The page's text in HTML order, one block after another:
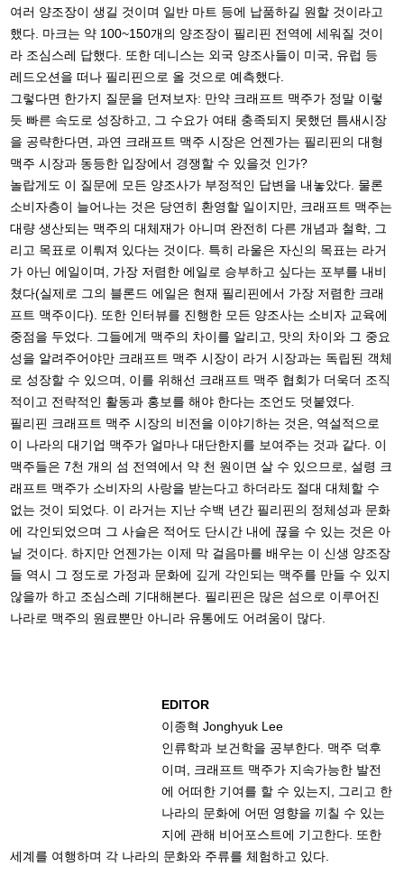
여러 양조장이 생길 것이며 일반 마트 등에 납품하길 원할 것이라고
했다. 마크는 약 100~150개의 양조장이 필리핀 전역에 세워질 것이
라 조심스레 답했다. 또한 데니스는 외국 양조사들이 미국, 유럽 등
레드오션을 떠나 필리핀으로 올 것으로 예측했다.
그렇다면 한가지 질문을 던져보자: 만약 크래프트 맥주가 정말 이렇
듯 빠른 속도로 성장하고, 그 수요가 여태 충족되지 못했던 틈새시장
을 공략한다면, 과연 크래프트 맥주 시장은 언젠가는 필리핀의 대형
맥주 시장과 동등한 입장에서 경쟁할 수 있을것 인가?
놀랍게도 이 질문에 모든 양조사가 부정적인 답변을 내놓았다. 물론
소비자층이 늘어나는 것은 당연히 환영할 일이지만, 크래프트 맥주는
대량 생산되는 맥주의 대체재가 아니며 완전히 다른 개념과 철학, 그
리고 목표로 이뤄져 있다는 것이다. 특히 라울은 자신의 목표는 라거
가 아닌 에일이며, 가장 저렴한 에일로 승부하고 싶다는 포부를 내비
쳤다(실제로 그의 블론드 에일은 현재 필리핀에서 가장 저렴한 크래
프트 맥주이다). 또한 인터뷰를 진행한 모든 양조사는 소비자 교육에
중점을 두었다. 그들에게 맥주의 차이를 알리고, 맛의 차이와 그 중요
성을 알려주어야만 크래프트 맥주 시장이 라거 시장과는 독립된 객체
로 성장할 수 있으며, 이를 위해선 크래프트 맥주 협회가 더욱더 조직
적이고 전략적인 활동과 홍보를 해야 한다는 조언도 덧붙였다.
필리핀 크래프트 맥주 시장의 비전을 이야기하는 것은, 역설적으로
이 나라의 대기업 맥주가 얼마나 대단한지를 보여주는 것과 같다. 이
맥주들은 7천 개의 섬 전역에서 약 천 원이면 살 수 있으므로, 설령 크
래프트 맥주가 소비자의 사랑을 받는다고 하더라도 절대 대체할 수
없는 것이 되었다. 이 라거는 지난 수백 년간 필리핀의 정체성과 문화
에 각인되었으며 그 사슬은 적어도 단시간 내에 끊을 수 있는 것은 아
닐 것이다. 하지만 언젠가는 이제 막 걸음마를 배우는 이 신생 양조장
들 역시 그 정도로 가정과 문화에 깊게 각인되는 맥주를 만들 수 있지
않을까 하고 조심스레 기대해본다. 필리핀은 많은 섬으로 이루어진
나라로 맥주의 원료뿐만 아니라 유통에도 어려움이 많다.
EDITOR
이종혁 Jonghyuk Lee
인류학과 보건학을 공부한다. 맥주 덕후
이며, 크래프트 맥주가 지속가능한 발전
에 어떠한 기여를 할 수 있는지, 그리고 한
나라의 문화에 어떤 영향을 끼칠 수 있는
지에 관해 비어포스트에 기고한다. 또한
세계를 여행하며 각 나라의 문화와 주류를 체험하고 있다.